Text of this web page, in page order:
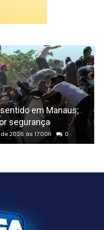
em Manaus;
segurança
2026 às 17:00h 0